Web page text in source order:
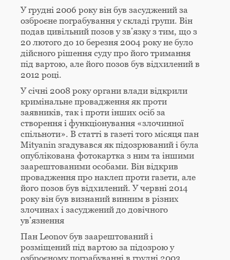
У грудні 2006 року він був засуджений за
озброєне пограбування у складі групи. Він
подав цивільний позов у зв’язку з тим, що з
20 лютого до 10 березня 2004 року не було
дійсного рішення суду про його тримання
під вартою, але його позов був відхилений в
2012 році.
У січні 2008 року органи влади відкрили
кримінальне провадження як проти
заявників, так і проти інших осіб за
створення і функціонування «злочинної
спільноти». В статті в газеті того місяця пан
Mityanin згадувався як підозрюваний і була
опублікована фотокартка з ним та іншими
заарештованими особами. Він відкрив
провадження про наклеп проти газети, але
його позов був відхилений. У червні 2014
року він був визнаний винним в різних
злочинах і засуджений до довічного
ув’язнення
Пан Leonov був заарештований і
розміщений під вартою за підозрою у